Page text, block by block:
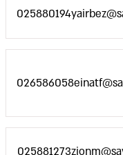
025880194
026586058
025881273